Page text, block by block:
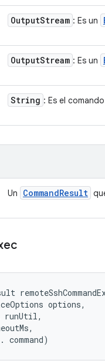
OutputStream : Es un
OutputStream : Es un
String : Es el
Un CommandResult
options,
runUtil,
command)